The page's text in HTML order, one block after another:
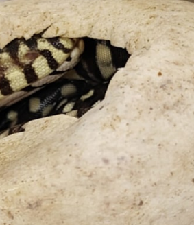
Los Angeles eyaletinde
en büyük kertenkele
ilk yavruları dünyaya